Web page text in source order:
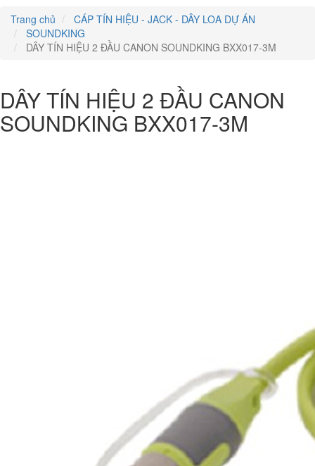
Trang chủ
CÁP TÍN HIỆU - JACK - DÂY LOA DỰ ÁN
SOUNDKING
DÂY TÍN HIỆU 2 ĐẦU CANON SOUNDKING BXX017-3M
DÂY TÍN HIỆU 2 ĐẦU CANON
SOUNDKING BXX017-3M